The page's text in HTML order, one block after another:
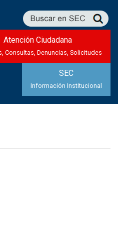
Atención Ciudadana
Consultas, Denuncias, Solicitudes
SEC
Información Institucional